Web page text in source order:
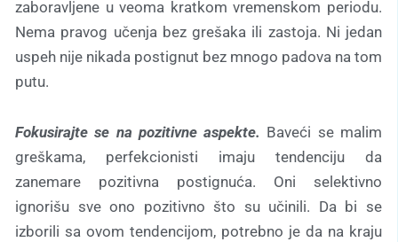
zaboravljene u veoma kratkom vremenskom periodu.
Nema pravog učenja bez grešaka ili zastoja. Ni jedan
uspeh nije nikada postignut bez mnogo padova na tom
putu.
Fokusirajte se na pozitivne aspekte. Baveći se malim
greškama, perfekcionisti imaju tendenciju da
zanemare pozitivna postignuća. Oni selektivno
ignorišu sve ono pozitivno što su učinili. Da bi se
izborili sa ovom tendencijom, potrebno je da na kraju